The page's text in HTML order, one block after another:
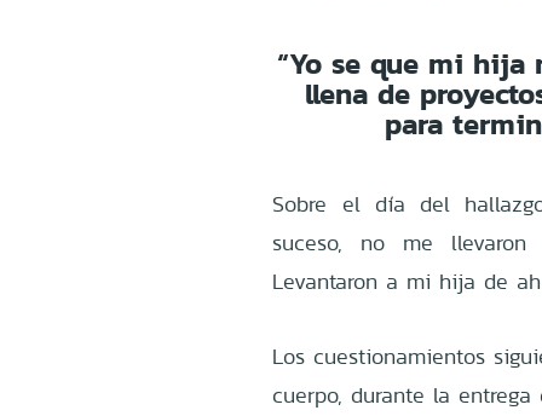
“Yo se que mi hija
llena de
para
Sobre el día del
suceso, no me
Levantaron a mi hija de
Los cuestionamientos
cuerpo, durante la